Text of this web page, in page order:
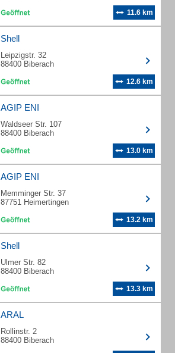
11.6 km
Shell
Leipzigstr. 32
88400 Biberach
12.6 km
AGIP ENI
Waldseer Str. 107
88400 Biberach
13.0 km
AGIP ENI
Memminger Str. 37
87751 Heimertingen
13.2 km
Shell
Ulmer Str. 82
88400 Biberach
13.3 km
ARAL
Rollinstr. 2
88400 Biberach